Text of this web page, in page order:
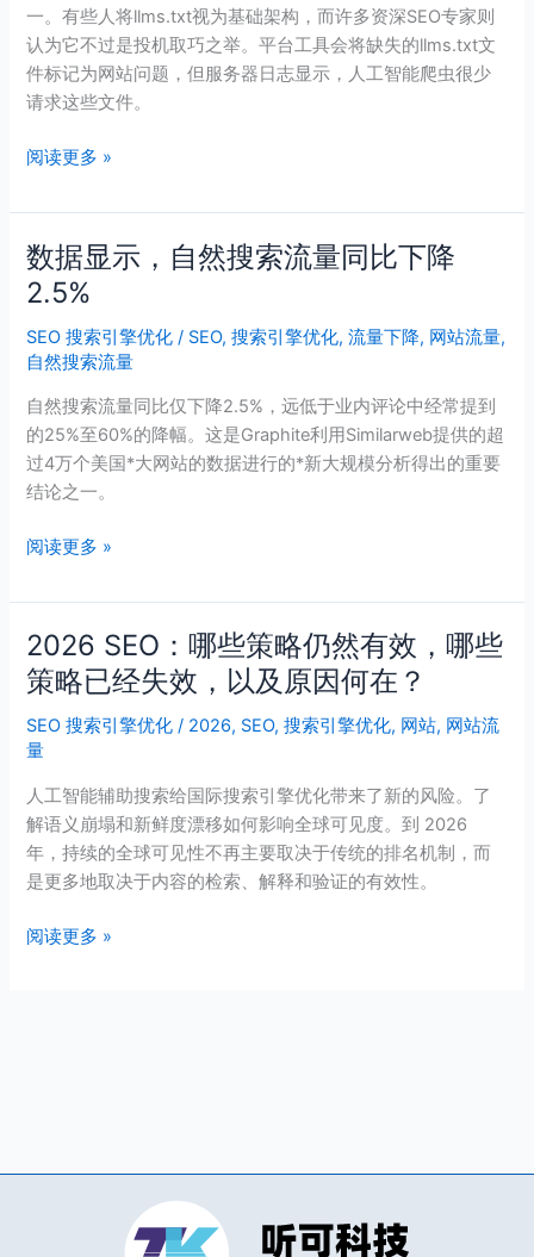
一。有些人将llms.txt视为基础架构，而许多资深SEO专家则
认为它不过是投机取巧之举。平台工具会将缺失的llms.txt文
件标记为网站问题，但服务器日志显示，人工智能爬虫很少
请求这些文件。
们
追
踪
10
来
寻
答
案。
阅读更多 »
数据显示，自然搜索流量同比下降
2.5%
SEO 搜索引擎优化 / SEO,搜索引擎优化,流量下降, 网站流量,
自然搜索流量
自然搜索流量同比仅下降2.5%，远低于业内评论中经常提到
的25%至60%的降幅。这是Graphite利用Similarweb提供的超
过4万个美国*大网站的数据进行的*新大规模分析得出的重要
结论之一。
数
据
显
示，
自
然
搜
索
流
同
2.5%
阅读更多 »
2026 SEO：哪些策略仍然有效，哪些
策略已经失效，以及原因何在？
SEO 搜索引擎优化 / 2026, SEO,搜索引擎优化, 网站, 网站流
量
人工智能辅助搜索给国际搜索引擎优化带来了新的风险。了
解语义崩塌和新鲜度漂移如何影响全球可见度。到 2026
年，持续的全球可见性不再主要取决于传统的排名机制，而
是更多地取决于内容的检索、解释和验证的有效性。
2026
SEO：
哪
些
策
略
仍
然
有
哪
阅读更多 »